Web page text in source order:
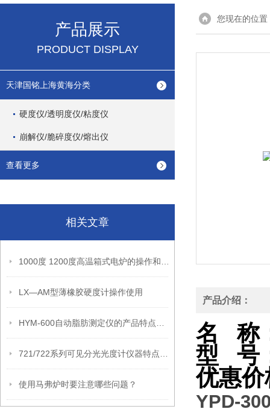
产品展示
PRODUCT DISPLAY
天津国铭上海黄海分类
硬度仪/透明度仪/粘度仪
崩解仪/脆碎度仪/熔出仪
查看更多
相关文章
LX—AM型薄橡胶硬度计操作使用
使用马弗炉时要注意哪些问题？
您现在的位置
产品介绍：
名
称
型
号
优惠价
YPD-